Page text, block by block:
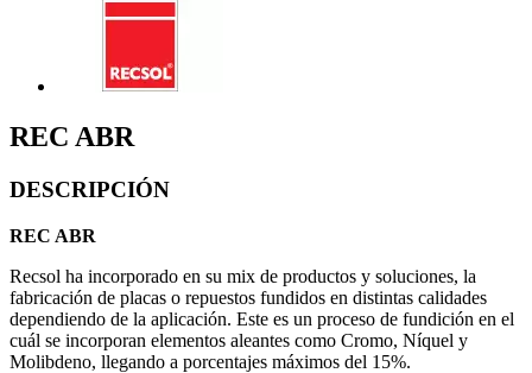
REC ABR
DESCRIPCIÓN
REC ABR
Recsol ha incorporado en su mix de productos y soluciones, la
fabricación de placas o repuestos fundidos en distintas calidades
dependiendo de la aplicación. Este es un proceso de fundición en el
cuál se incorporan elementos aleantes como Cromo, Níquel y
Molibdeno, llegando a porcentajes máximos del 15%.